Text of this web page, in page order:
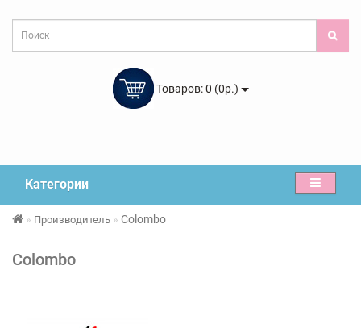
Товаров: 0 (0р.)
Категории
Производитель Colombo
Colombo